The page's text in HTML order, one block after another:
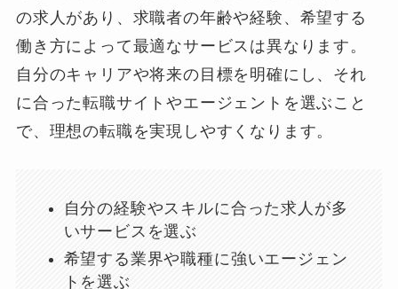
の求人があり、求職者の年齢や経験、希望する
働き方によって最適なサービスは異なります。
自分のキャリアや将来の目標を明確にし、それ
に合った転職サイトやエージェントを選ぶこと
で、理想の転職を実現しやすくなります。
自分の経験やスキルに合った求人が多
いサービスを選ぶ
希望する業界や職種に強いエージェン
トを選ぶ